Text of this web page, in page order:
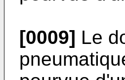
[0009] Le